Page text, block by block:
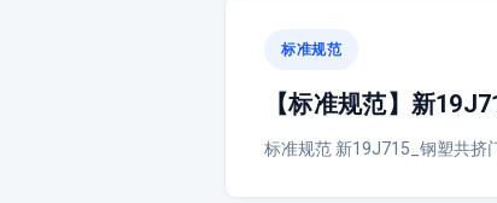
标准规范
【标准规范】新
标准规范 新19J715_钢塑共挤